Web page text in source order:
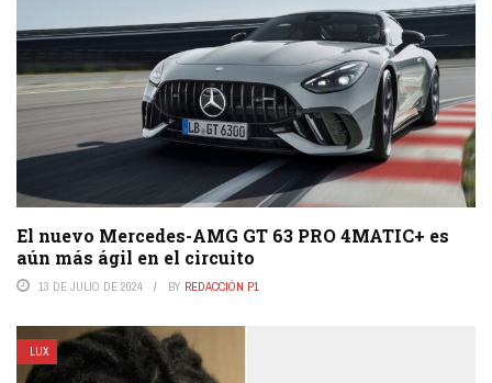
El nuevo Mercedes-AMG GT 63 PRO 4MATIC+ es
aún más ágil en el circuito
13 DE JULIO DE 2024 BY REDACCIÓN P1
LUX